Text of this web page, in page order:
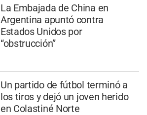
La Embajada de China en
Argentina apuntó contra
Estados Unidos por
“obstrucción”
Un partido de fútbol terminó a
los tiros y dejó un joven herido
en Colastiné Norte